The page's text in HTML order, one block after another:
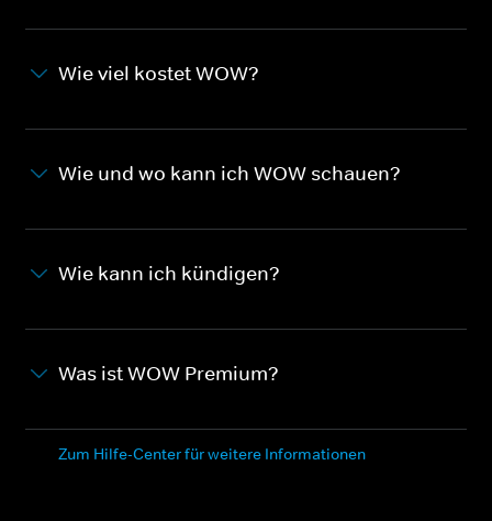
Wie viel kostet WOW?
Wie und wo kann ich WOW schauen?
Wie kann ich kündigen?
Was ist WOW Premium?
Zum Hilfe-Center für weitere Informationen